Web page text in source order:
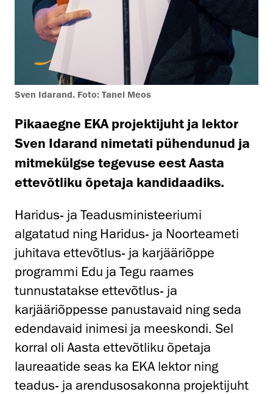
Sven Idarand. Foto: Tanel Meos
Pikaaegne EKA projektijuht ja lektor
Sven Idarand nimetati pühendunud ja
mitmekülgse tegevuse eest Aasta
ettevõtliku õpetaja kandidaadiks.
Haridus- ja Teadusministeeriumi
algatatud ning Haridus- ja Noorteameti
juhitava ettevõtlus- ja karjääriõppe
programmi Edu ja Tegu raames
tunnustatakse ettevõtlus- ja
karjääriõppesse panustavaid ning seda
edendavaid inimesi ja meeskondi. Sel
korral oli Aasta ettevõtliku õpetaja
laureaatide seas ka EKA lektor ning
teadus- ja arendusosakonna projektijuht